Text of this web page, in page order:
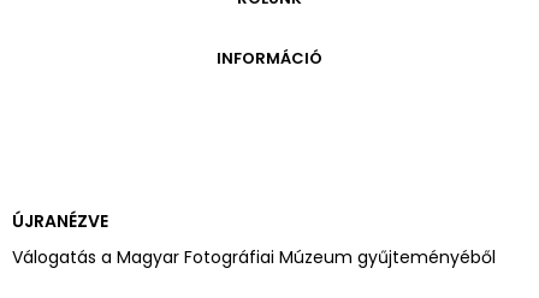
PÉCSI JÓZSEF - A NÉVADÓ
ARCHÍVUM 2014-2018
INFORMÁCIÓ
ÜVEGZSEB
ÚJRANÉZVE
Válogatás a Magyar Fotográfiai Múzeum gyűjteményéből